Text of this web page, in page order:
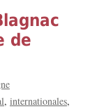
de
internationales